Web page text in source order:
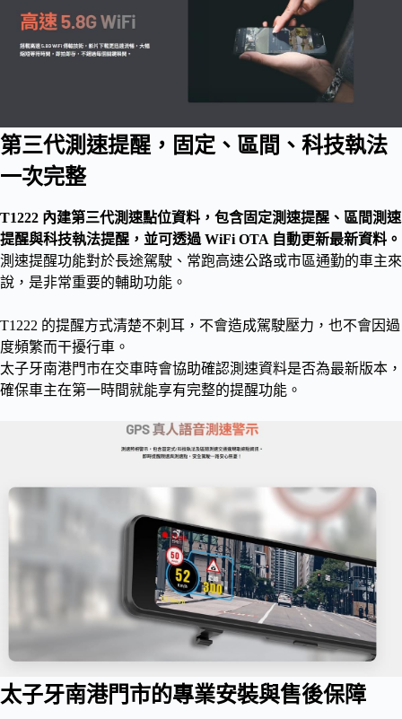
第三代測速提醒，固定、區間、科技執法
一次完整
T1222 內建第三代測速點位資料，包含固定測速提醒、區間測速
提醒與科技執法提醒，並可透過 WiFi OTA 自動更新最新資料。
測速提醒功能對於長途駕駛、常跑高速公路或市區通勤的車主來
說，是非常重要的輔助功能。
T1222 的提醒方式清楚不刺耳，不會造成駕駛壓力，也不會因過
度頻繁而干擾行車。
太子牙南港門市在交車時會協助確認測速資料是否為最新版本，
確保車主在第一時間就能享有完整的提醒功能。
太子牙南港門市的專業安裝與售後保障